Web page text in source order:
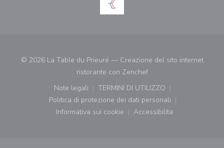
© 2026 La Table du Prieuré — Creazione del sito internet
ristorante con Zenchef((apre una nuova
Note legali
((apre una nuova finestra))
TERMINI DI UTILIZZO
((apre una nuova finestra))
Politica di protezione dei dati personali
((apre una nuova finestra))
Informativa sui cookie
((apre una nuova finestra))
Accessibilita
((apre una nuova